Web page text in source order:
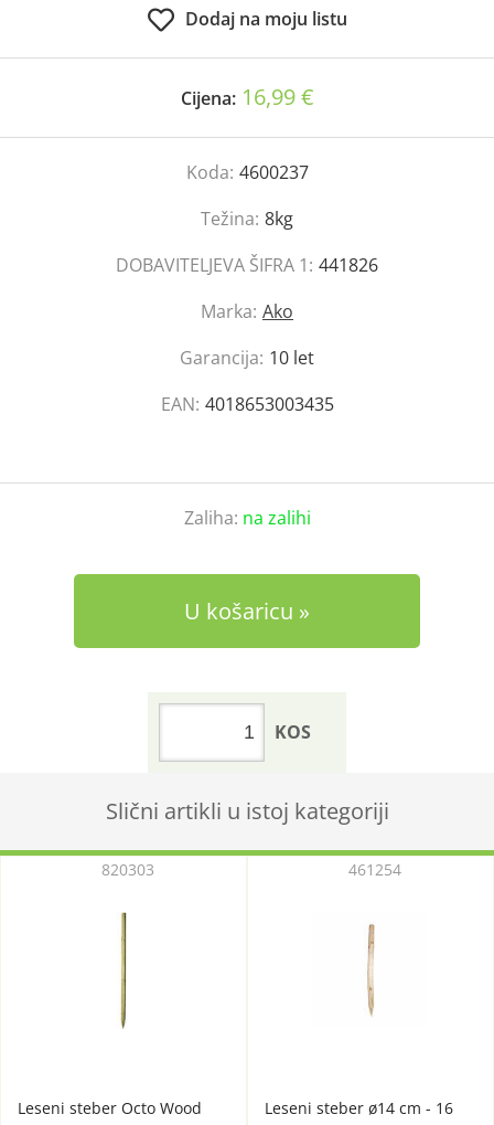
Dodaj na moju listu
Cijena: 16,99 €
Koda: 4600237
Težina: 8kg
DOBAVITELJEVA ŠIFRA 1: 441826
Marka: Ako
Garancija: 10 let
EAN: 4018653003435
Zaliha: na zalihi
U košaricu
KOS
Slični artikli u istoj kategoriji
Leseni steber Octo Wood
820303
Leseni steber ø14 cm - 16
461254